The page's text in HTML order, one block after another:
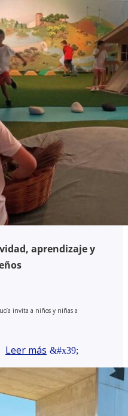
aprendizaje y
invita a niños y niñas a
Leer más